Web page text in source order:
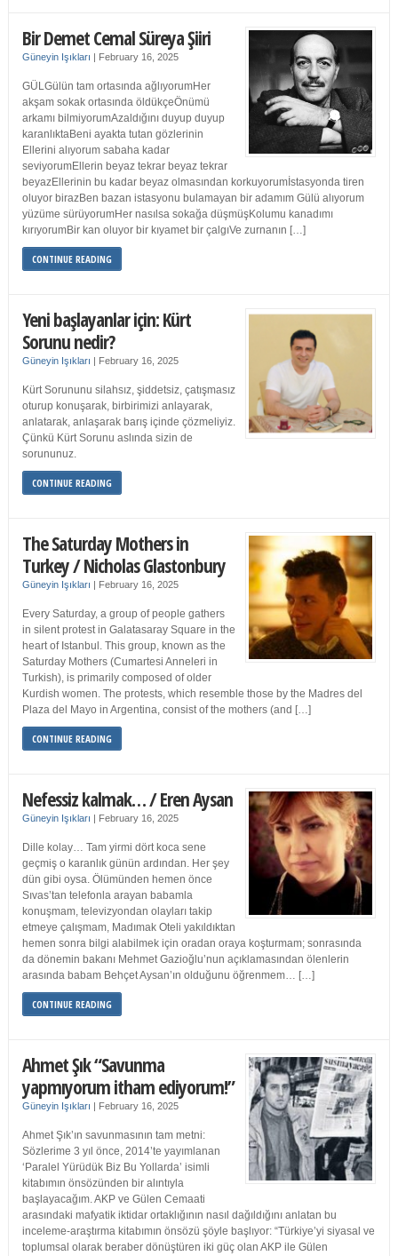
Bir Demet Cemal Süreya Şiiri
Güneyin Işıkları | February 16, 2025
GÜLGülün tam ortasında ağlıyorumHer
akşam sokak ortasında öldükçeÖnümü
arkamı bilmiyorumAzaldığını duyup duyup
karanlıktaBeni ayakta tutan gözlerinin
Ellerini alıyorum sabaha kadar
seviyorumEllerin beyaz tekrar beyaz tekrar
beyazEllerinin bu kadar beyaz olmasından korkuyorumİstasyonda tiren
oluyor birazBen bazan istasyonu bulamayan bir adamım Gülü alıyorum
yüzüme sürüyorumHer nasılsa sokağa düşmüşKolumu kanadımı
kırıyorumBir kan oluyor bir kıyamet bir çalgıVe zurnanın […]
CONTINUE READING
Yeni başlayanlar için: Kürt
Sorunu nedir?
Güneyin Işıkları | February 16, 2025
Kürt Sorununu silahsız, şiddetsiz, çatışmasız
oturup konuşarak, birbirimizi anlayarak,
anlatarak, anlaşarak barış içinde çözmeliyiz.
Çünkü Kürt Sorunu aslında sizin de
sorununuz.
CONTINUE READING
The Saturday Mothers in
Turkey / Nicholas Glastonbury
Güneyin Işıkları | February 16, 2025
Every Saturday, a group of people gathers
in silent protest in Galatasaray Square in the
heart of Istanbul. This group, known as the
Saturday Mothers (Cumartesi Anneleri in
Turkish), is primarily composed of older
Kurdish women. The protests, which resemble those by the Madres del
Plaza del Mayo in Argentina, consist of the mothers (and […]
CONTINUE READING
Nefessiz kalmak… / Eren Aysan
Güneyin Işıkları | February 16, 2025
Dille kolay… Tam yirmi dört koca sene
geçmiş o karanlık günün ardından. Her şey
dün gibi oysa. Ölümünden hemen önce
Sıvas’tan telefonla arayan babamla
konuşmam, televizyondan olayları takip
etmeye çalışmam, Madımak Oteli yakıldıktan
hemen sonra bilgi alabilmek için oradan oraya koşturmam; sonrasında
da dönemin bakanı Mehmet Gazioğlu’nun açıklamasından ölenlerin
arasında babam Behçet Aysan’ın olduğunu öğrenmem… […]
CONTINUE READING
Ahmet Şık “Savunma
yapmıyorum itham ediyorum!”
Güneyin Işıkları | February 16, 2025
Ahmet Şık’ın savunmasının tam metni:
Sözlerime 3 yıl önce, 2014’te yayımlanan
‘Paralel Yürüdük Biz Bu Yollarda’ isimli
kitabımın önsözünden bir alıntıyla
başlayacağım. AKP ve Gülen Cemaati
arasındaki mafyatik iktidar ortaklığının nasıl dağıldığını anlatan bu
inceleme-araştırma kitabımın önsözü şöyle başlıyor: “Türkiye’yi siyasal ve
toplumsal olarak beraber dönüştüren iki güç olan AKP ile Gülen